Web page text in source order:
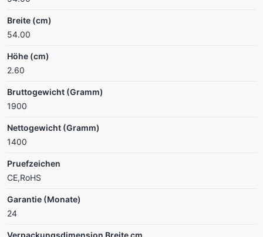
Breite (cm)
54.00
Höhe (cm)
2.60
Bruttogewicht (Gramm)
1900
Nettogewicht (Gramm)
1400
Pruefzeichen
CE,RoHS
Garantie (Monate)
24
Verpackungsdimension Breite cm